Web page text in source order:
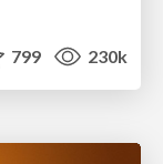
799 230k